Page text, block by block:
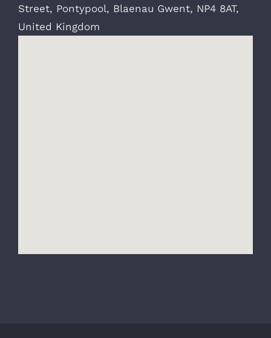
Street, Pontypool, Blaenau Gwent, NP4 8AT,
United Kingdom